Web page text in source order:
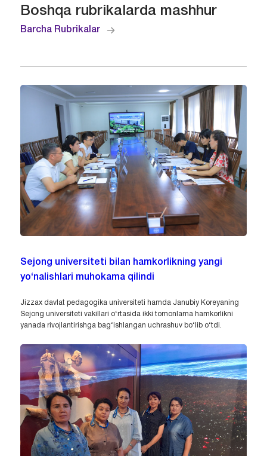
Boshqa rubrikalarda mashhur
Barcha Rubrikalar
Sejong universiteti bilan hamkorlikning yangi
yo‘nalishlari muhokama qilindi
Jizzax davlat pedagogika universiteti hamda Janubiy Koreyaning
Sejong universiteti vakillari o‘rtasida ikki tomonlama hamkorlikni
yanada rivojlantirishga bag‘ishlangan uchrashuv bo‘lib o‘tdi.